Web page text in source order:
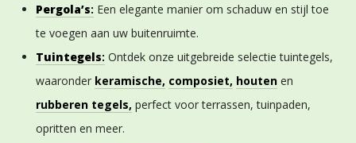
Pergola’s: Een elegante manier om schaduw en stijl toe
te voegen aan uw buitenruimte.
Tuintegels: Ontdek onze uitgebreide selectie tuintegels,
waaronder keramische, composiet, houten en
rubberen tegels, perfect voor terrassen, tuinpaden,
opritten en meer.